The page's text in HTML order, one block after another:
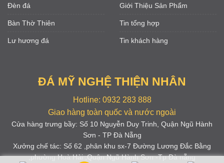
Đèn đá
Bàn Thờ Thiên
Lư hương đá
Giới Thiệu Sản Phẩm
Tin tổng hợp
Tin khách hàng
ĐÁ MỸ NGHỆ THIỆN NHÂN
Hotline: 0932 283 888
Giao hàng toàn quốc và nước ngoài
Cửa hàng trưng bầy: Số 10 Nguyễn Duy Trinh, Quận Ngũ Hành
Sơn - TP Đà Nẵng
Xưởng chế tác: Số 62 ,phân khu sx-7 Đường Lương Đắc Bằng
,phường Hoà Hải ,Quận Ngũ Hành Sơn -Tp Đà nẵng